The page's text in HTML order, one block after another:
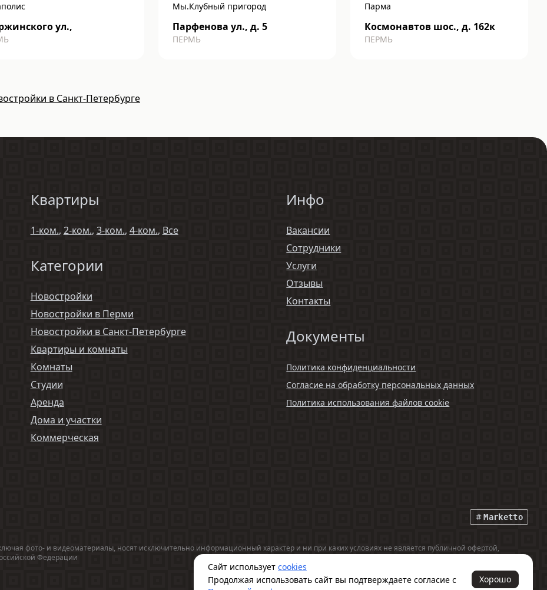
ул.,
Мы.Клубный пригород
Парфенова ул., д. 5
ПЕРМЬ
Парма
Космонавтов шос., д. 162к
ПЕРМЬ
в Санкт-Петербурге
Квартиры
1-ком., 2-ком., 3-ком., 4-ком., Все
Категории
Новостройки
Новостройки в Перми
Новостройки в Санкт-Петербурге
Квартиры и комнаты
Комнаты
Студии
Аренда
Дома и участки
Коммерческая
Инфо
Вакансии
Сотрудники
Услуги
Отзывы
Контакты
Документы
Политика конфиденциальности
Согласие на обработку персональных данных
Политика использования файлов cookie
Marketto
фото- и видеоматериалы, носят исключительно информационный характер и ни при каких условиях не является публичной офертой,
Федерации
Сайт использует cookies
Продолжая использовать сайт вы подтверждаете согласие с
Хорошо